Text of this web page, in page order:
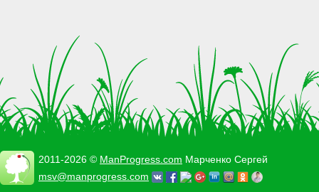
2011-2026 © ManProgress.com Марченко Сергей
msv@manprogress.com